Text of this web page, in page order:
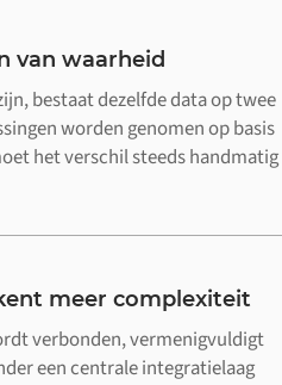
van waarheid
bestaat dezelfde data op twee
worden genomen op basis
het verschil steeds handmatig
meer complexiteit
verbonden, vermenigvuldigt
een centrale integratielaag